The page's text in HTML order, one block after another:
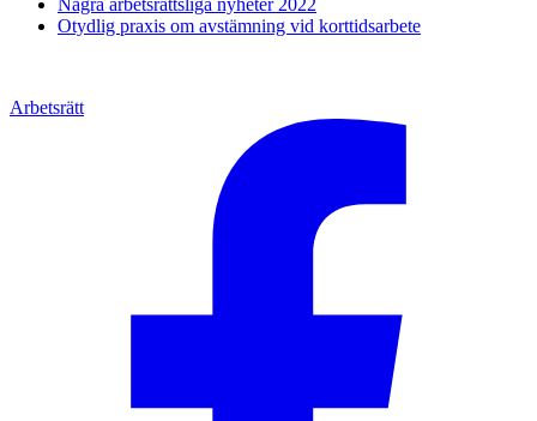
Otydlig praxis om avstämning vid korttidsarbete
Arbetsrätt